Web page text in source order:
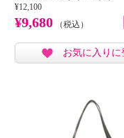
¥12,100
¥9,680 （税込）
お気に入りに